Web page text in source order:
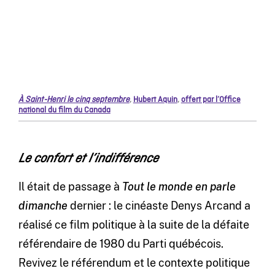
À Saint-Henri le cinq septembre, Hubert Aquin,offert par l’Office
national du film du Canada
Le confort et l’indifférence
Il était de passage à Tout le monde en parle
dimanche dernier : le cinéaste Denys Arcand a
réalisé ce film politique à la suite de la défaite
référendaire de 1980 du Parti québécois.
Revivez le référendum et le contexte politique